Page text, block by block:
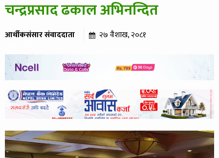
चन्द्रप्रसाद ढकाल अभिनन्दित
आर्थीकसंसार संवाददाता २७ वैशाख, २०८१